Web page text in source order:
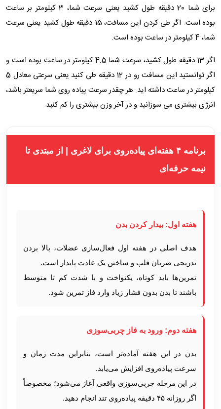
برای شما 20 دقیقه طول کشید یعنی سرعت شما، 3 کیلومتر بر ساعت
بوده است. اگر طی کردن این مسافت، 15 دقیقه طول کشید یعنی سرعت
شما، 4 کیلومتر در ساعت بوده است.
اگر 13 دقیقه طول کشید، سرعت شما 4.5 کیلومتر در ساعت بوده است و
اگر توانستید این مسافت رو در 12 دقیقه طی کنید یعنی سرعتی معادل 5
کیلومتر در ساعت داشته اید. هر چقدر سرعت پیاده روی شما سریعتر باشد،
انرژی بیشتری می سوزانید و در آخر وزن بیشتری را کم کنید.
برنامه ۴ هفته‌ای پیاده‌روی برای لاغری | از مبتدی تا
نیمه‌ حرفه‌ای
هفته اول: بیدار کردن بدن
هدف اصلی در هفته اول فعال‌سازی عضلات، بالا بردن
تدریجی ضربان قلب و ساختن یک عادت پایدار است.
تمرین‌ها باید کوتاه، یکنواخت و با شدت کم تا متوسط
باشند تا بدن بدون فشار زیاد وارد فاز تمرین شود.
هفته دوم: ورود به فاز چربی‌سوزی
بدن در این هفته آماده‌تر است، بنابراین مدت زمان و
سرعت پیاده‌روی افزایش می‌یابد.
در این مرحله چربی‌سوزی واقعی آغاز می‌شود؛ مخصوصاً
اگر روزانه ۴۵ دقیقه پیاده‌روی تند انجام دهید.